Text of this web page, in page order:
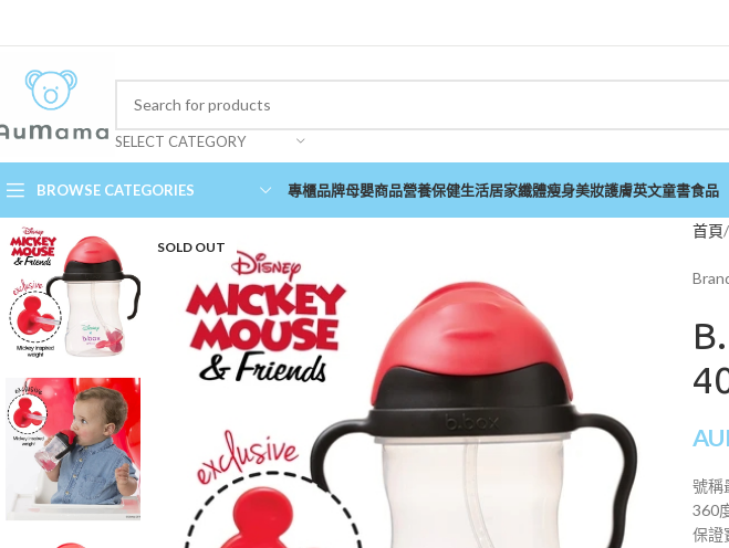
SELECT CATEGORY
BROWSE CATEGORIES 專櫃品牌母嬰商品營養保健生活居家纖體瘦身美妝護膚英文童書食品
SOLD OUT
首頁
號稱
360
保證